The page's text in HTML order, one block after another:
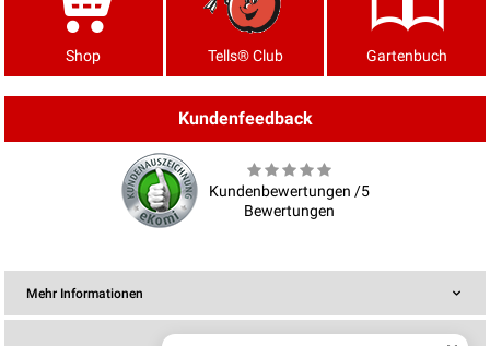
Shop Tells® Club Gartenbuch
Kundenfeedback
Kundenbewertungen /5
Bewertungen
Mehr Informationen